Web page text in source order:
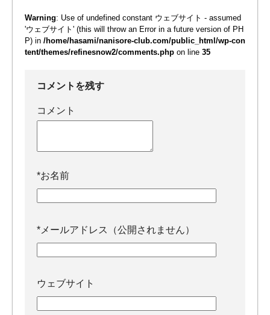
Warning: Use of undefined constant ウェブサイト - assumed
'ウェブサイト' (this will throw an Error in a future version of PH
P) in /home/hasami/nanisore-club.com/public_html/wp-con
tent/themes/refinesnow2/comments.php on line 35
コメントを残す
コメント
*お名前
* メールアドレス（公開されません）
ウェブサイト